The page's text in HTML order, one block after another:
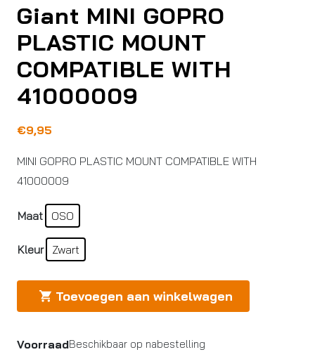
Giant MINI GOPRO
PLASTIC MOUNT
COMPATIBLE WITH
41000009
€9,95
MINI GOPRO PLASTIC MOUNT COMPATIBLE WITH
41000009
Maat OSO
Kleur Zwart
Toevoegen aan winkelwagen
VoorraadBeschikbaar op nabestelling